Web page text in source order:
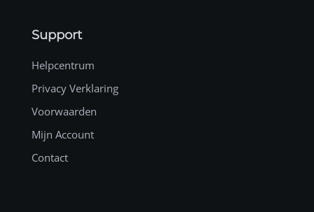
Support
Helpcentrum
Privacy Verklaring
Voorwaarden
Mijn Account
Contact